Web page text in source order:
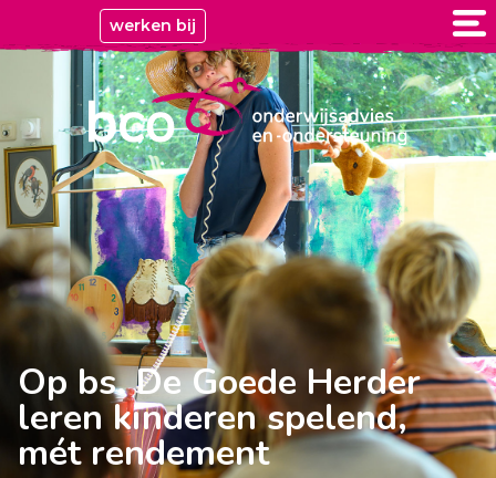
werken bij
Op bs. De Goede Herder
leren kinderen spelend,
mét rendement